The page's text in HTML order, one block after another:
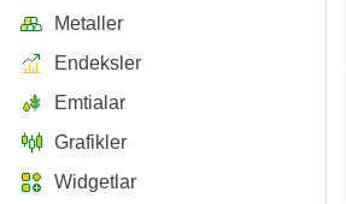
Metaller
Endeksler
Emtialar
Grafikler
Widgetlar